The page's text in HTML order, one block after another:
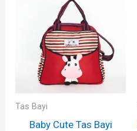
Tas Bayi
Baby Cute Tas Bayi